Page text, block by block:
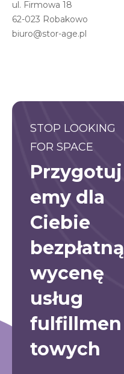
ul. Firmowa 18
62-023 Robakowo
biuro@stor-age.pl
STOP LOOKING
FOR SPACE
Przygotuj
emy dla
Ciebie
bezpłatną
wycenę
usług
fulfillmen
towych